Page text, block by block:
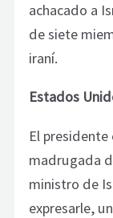
achacado a
de siete
iraní.
Estados
El
madrugada
ministro de
expresarle,